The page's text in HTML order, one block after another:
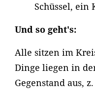
Schüssel, ein
Und so geht's:
Alle sitzen im
Dinge liegen in
Gegenstand aus,